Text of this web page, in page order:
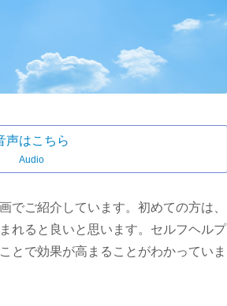
声はこちら
Audio
ご紹介しています。初めての方は、
れると良いと思います。セルフヘルプ
とで効果が高まることがわかっていま